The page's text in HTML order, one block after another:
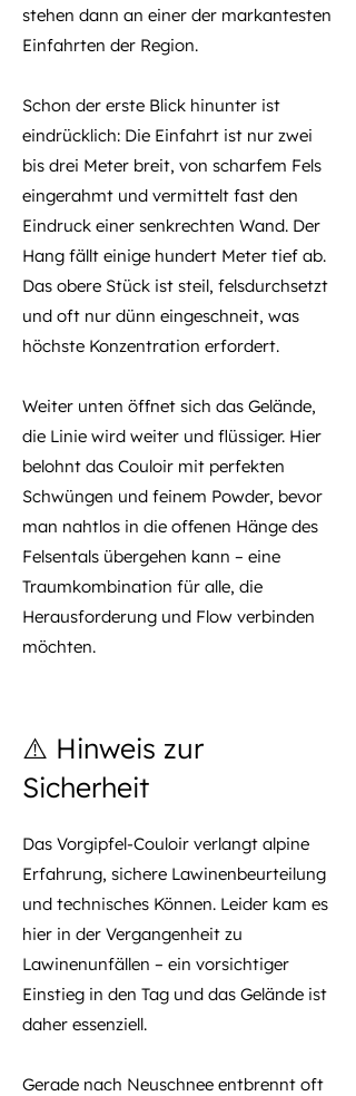
stehen dann an einer der markantesten
Einfahrten der Region.
Schon der erste Blick hinunter ist
eindrücklich: Die Einfahrt ist nur zwei
bis drei Meter breit, von scharfem Fels
eingerahmt und vermittelt fast den
Eindruck einer senkrechten Wand. Der
Hang fällt einige hundert Meter tief ab.
Das obere Stück ist steil, felsdurchsetzt
und oft nur dünn eingeschneit, was
höchste Konzentration erfordert.
Weiter unten öffnet sich das Gelände,
die Linie wird weiter und flüssiger. Hier
belohnt das Couloir mit perfekten
Schwüngen und feinem Powder, bevor
man nahtlos in die offenen Hänge des
Felsentals übergehen kann – eine
Traumkombination für alle, die
Herausforderung und Flow verbinden
möchten.
⚠️ Hinweis zur
Sicherheit
Das Vorgipfel-Couloir verlangt alpine
Erfahrung, sichere Lawinenbeurteilung
und technisches Können. Leider kam es
hier in der Vergangenheit zu
Lawinenunfällen – ein vorsichtiger
Einstieg in den Tag und das Gelände ist
daher essenziell.
Gerade nach Neuschnee entbrennt oft